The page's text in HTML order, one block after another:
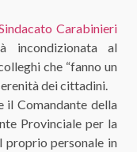
Carabinieri
incondizionata al
che “fanno un
dei cittadini.
il Comandante della
Provinciale per la
proprio personale in